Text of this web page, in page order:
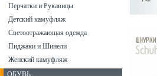
Перчатки и Рукавицы
Детский камуфляж
Светоотражающая одежда
Пиджаки и Шинели
Женский камуфляж
ОБУВЬ